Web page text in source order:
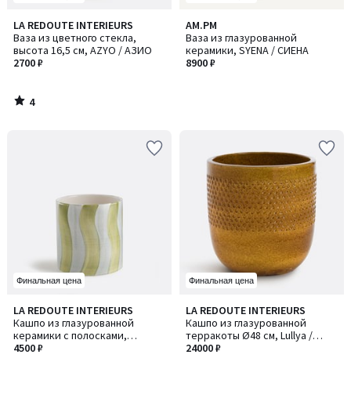
LA REDOUTE INTERIEURS
Ваза из цветного стекла,
высота 16,5 см, AZYO / АЗИО
2700 ₽
4
/
5
4
/
AM.PM
Ваза из глазурованной
керамики, SYENA / СИЕНА
8900 ₽
Финальная цена
LA REDOUTE INTERIEURS
Кашпо из глазурованной
керамики с полосками,
диаметр 14 см, TOUMA / ТОУМА
4500 ₽
Финальная цена
LA REDOUTE INTERIEURS
Кашпо из глазурованной
терракоты Ø48 см, Lullya /
Луля
24000 ₽